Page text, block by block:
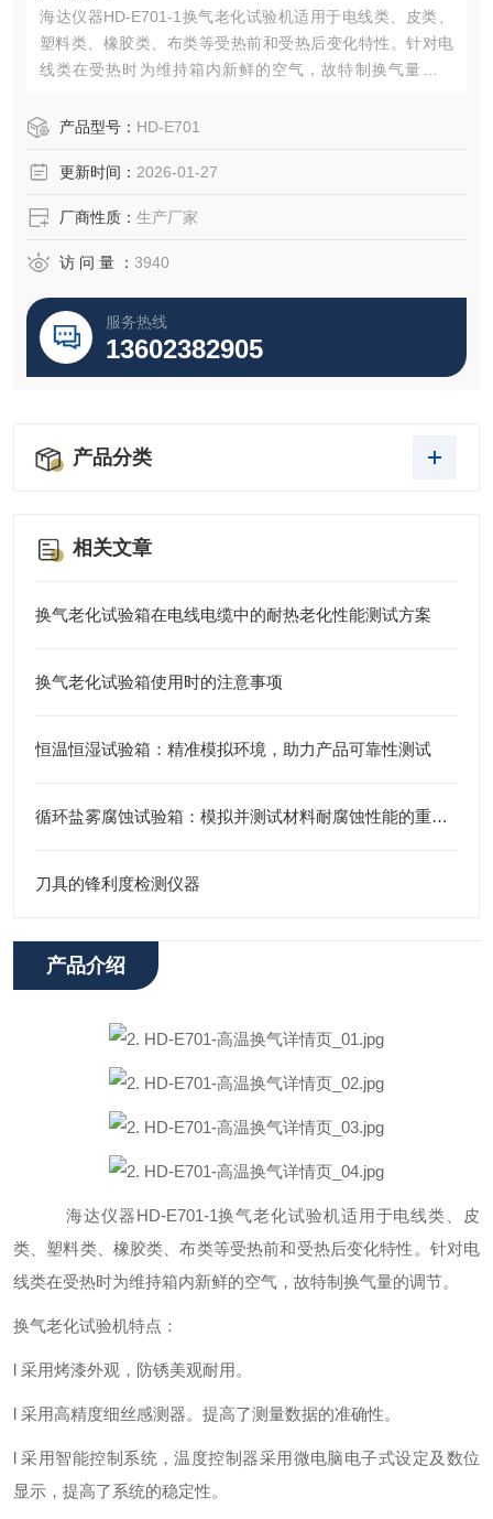
海达仪器HD-E701-1换气老化试验机适用于电线类、皮类、
塑料类、橡胶类、布类等受热前和受热后变化特性。针对电
线类在受热时为维持箱内新鲜的空气，故特制换气量的调
产品型号： HD-E701
更新时间： 2026-01-27
厂商性质： 生产厂家
访 问 量 ： 3940
服务热线
13602382905
产品分类
相关文章
换气老化试验箱在电线电缆中的耐热老化性能测试方案
换气老化试验箱使用时的注意事项
恒温恒湿试验箱：精准模拟环境，助力产品可靠性测试
循环盐雾腐蚀试验箱：模拟并测试材料耐腐蚀性能的重要工具
刀具的锋利度检测仪器
产品介绍
海达仪器HD-E701-1换气老化试验机适用于电线类、皮
类、塑料类、橡胶类、布类等受热前和受热后变化特性。针对电
线类在受热时为维持箱内新鲜的空气，故特制换气量的调节。
换气老化试验机特点：
l 采用烤漆外观，防锈美观耐用。
l 采用高精度细丝感测器。提高了测量数据的准确性。
l采用智能控制系统，温度控制器采用微电脑电子式设定及数位
显示，提高了系统的稳定性。